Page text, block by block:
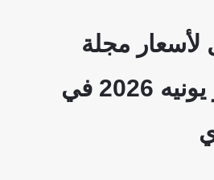
لأسعار مجلة
عروض كارفور يونيه 2026 في